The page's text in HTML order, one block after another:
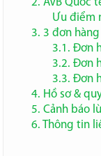
2. AVB Quốc
Ưu điểm
3. 3 đơn
3.1. Đơn
3.2. Đơn
3.3. Đơn
4. Hồ sơ &
5. Cảnh báo
6. Thông tin